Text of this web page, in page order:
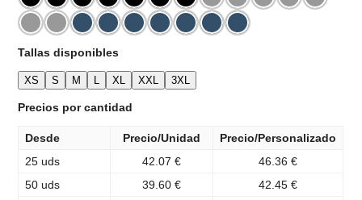
Tallas disponibles
XS S M L XL XXL 3XL
Precios por cantidad
Desde Precio/Unidad
Precio/Personalizado
25 uds
42.07 €
46.36 €
50 uds
39.60 €
42.45 €